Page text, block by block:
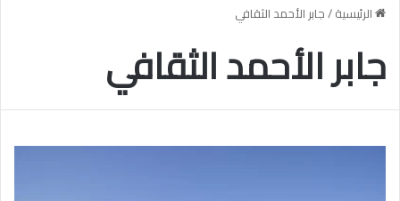
الرئيسية/جابر الأحمد الثقافي
جابر الأحمد الثقافي